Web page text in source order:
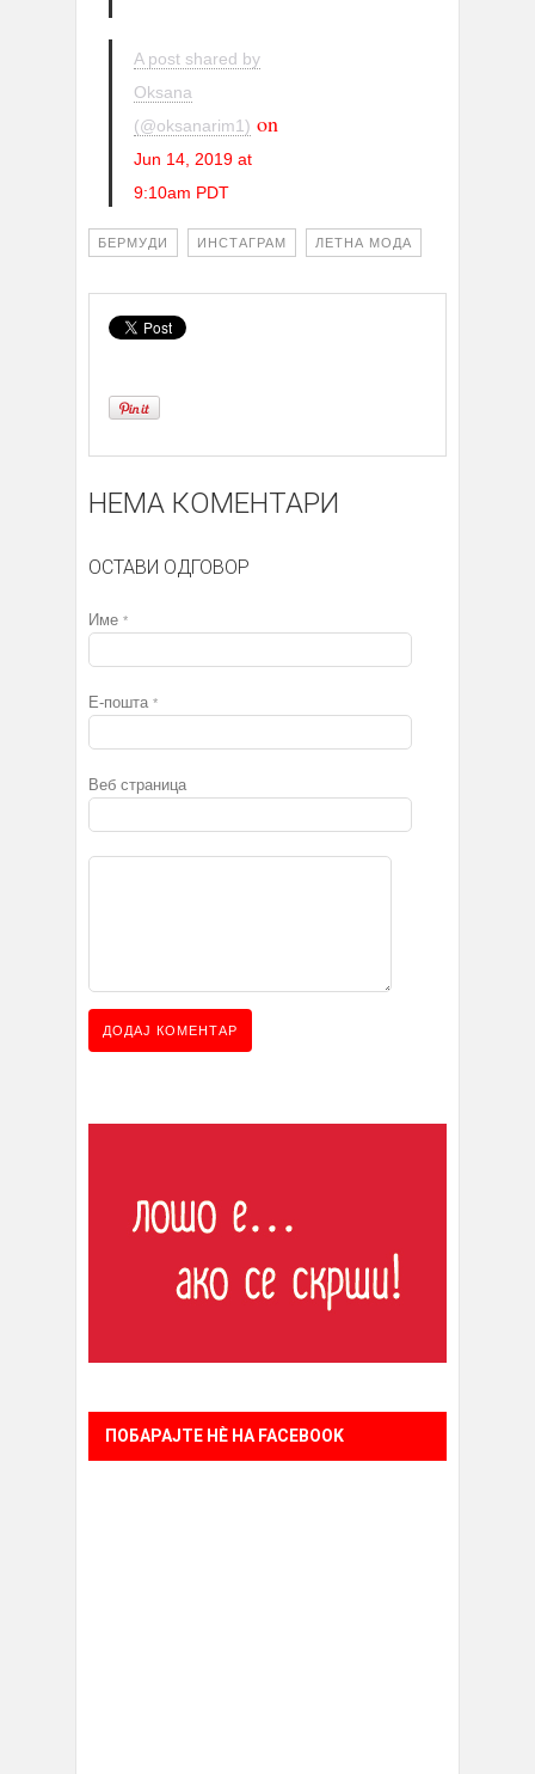
A post shared by
Oksana
(@oksanarim1) on
Jun 14, 2019 at
9:10am PDT
БЕРМУДИ ИНСТАГРАМ ЛЕТНА МОДА
НЕМА КОМЕНТАРИ
ОСТАВИ ОДГОВОР
Име *
Е-пошта *
Веб страница
ПОБАРАЈТЕ НÈ НА FACEBOOK